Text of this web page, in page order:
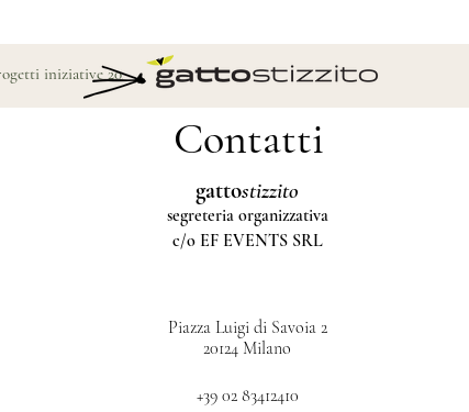
iniziative 2026 Blog Shop
Contatti
gattostizzito
segreteria organizzativa
c/o EF EVENTS SRL
Piazza Luigi di Savoia 2
20124 Milano
+39 02 83412410